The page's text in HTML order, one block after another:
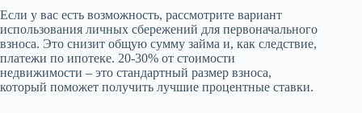
Если у вас есть возможность, рассмотрите вариант
использования личных сбережений для первоначального
взноса. Это снизит общую сумму займа и, как следствие,
платежи по ипотеке. 20-30% от стоимости
недвижимости – это стандартный размер взноса,
который поможет получить лучшие процентные ставки.